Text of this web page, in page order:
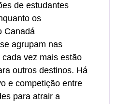
de estudantes
os
Canadá
agrupam nas
vez mais estão
outros destinos. Há
e competição entre
para atrair a